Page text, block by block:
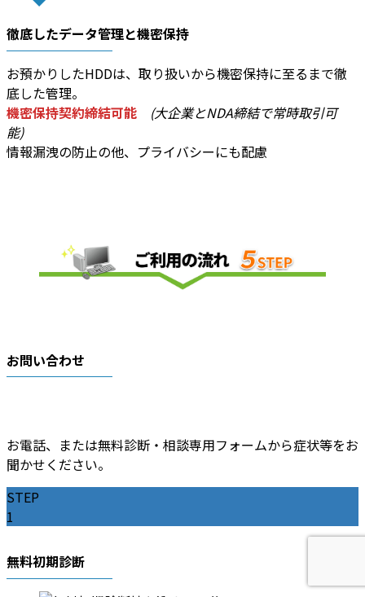
徹底したデータ管理と機密保持
お預かりしたHDDは、取り扱いから機密保持に至るまで徹
底した管理。
機密保持契約締結可能
(大企業とNDA締結で常時取引可
能)
情報漏洩の防止の他、プライバシーにも配慮
お問い合わせ
お電話、または無料診断・相談専用フォームから症状等をお
聞かせください。
STEP
1
無料初期診断